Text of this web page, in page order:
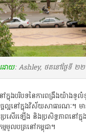
ដោយ: Ashley, ថតនៅថ្ងៃទី ២២
នុង​បរិបទ​នៃ​ការ​ពង្រឹង​យ៉ាង​ទូលំ
អ​នៅ​ក្នុង​វិស័យ​សាធារណៈ​។​ មា
រសើរ​ឡើង​ និង​ប្រសិទ្ធភាព​នៅ​ក្
ម​មូល​ប​ត្រ​នៅ​កម្ពុជា​។​